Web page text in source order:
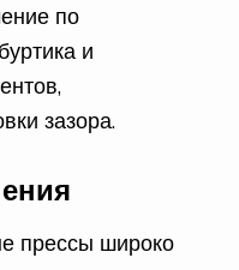
по
и
зазора.
прессы широко